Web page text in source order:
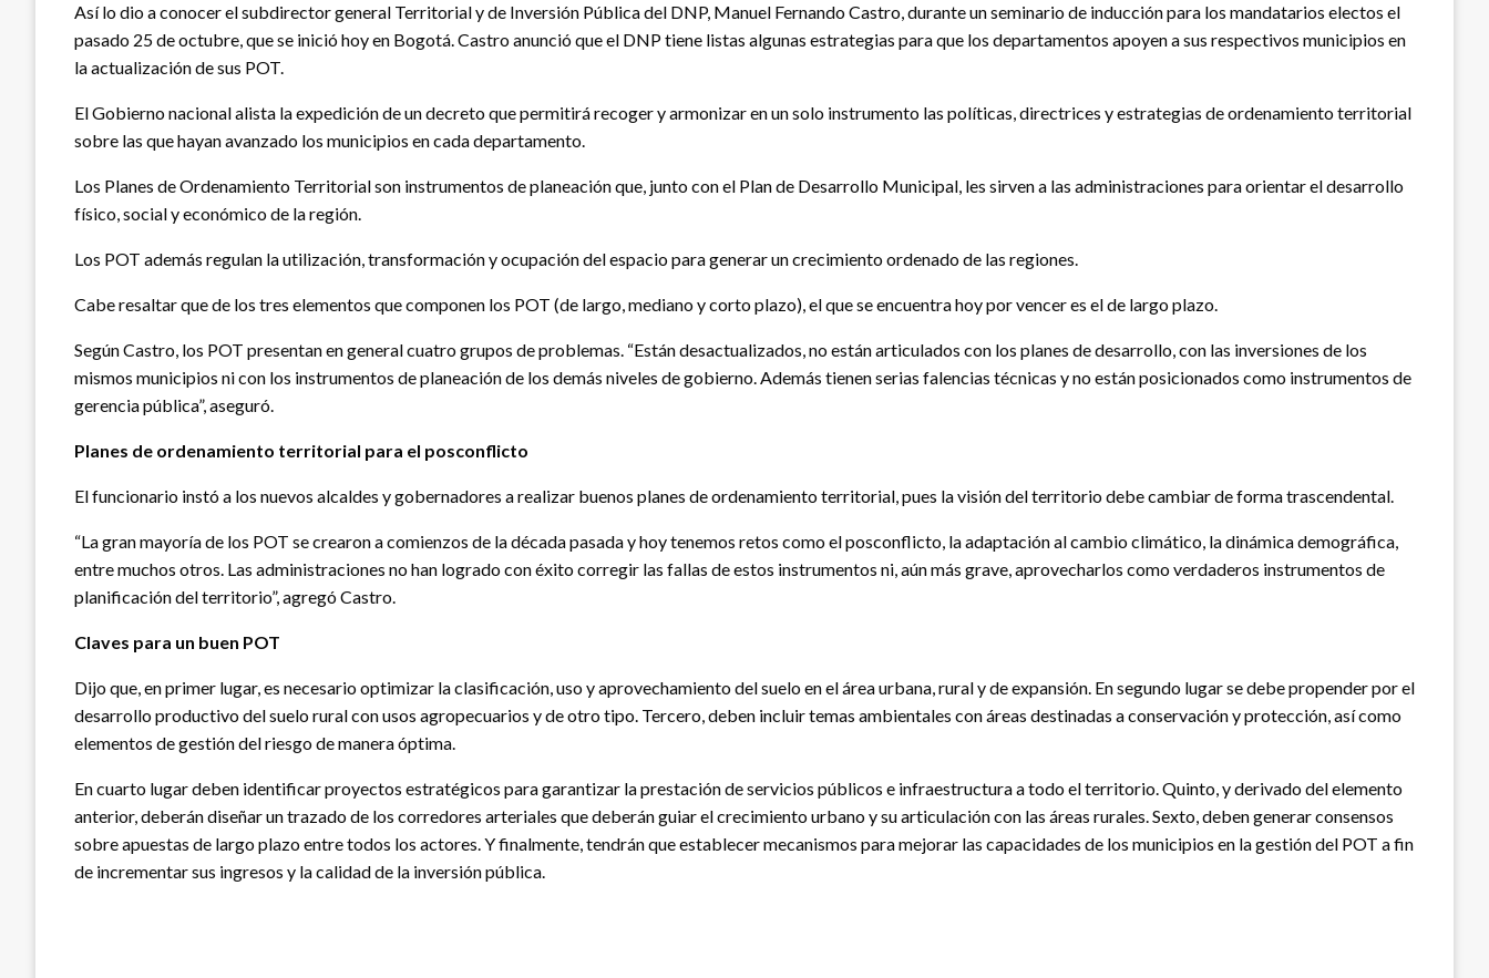
Así lo dio a conocer el subdirector general Territorial y de Inversión Pública del DNP, Manuel Fernando Castro, durante un seminario de inducción para los mandatarios electos el
pasado 25 de octubre, que se inició hoy en Bogotá. Castro anunció que el DNP tiene listas algunas estrategias para que los departamentos apoyen a sus respectivos municipios en
la actualización de sus POT.
El Gobierno nacional alista la expedición de un decreto que permitirá recoger y armonizar en un solo instrumento las políticas, directrices y estrategias de ordenamiento territorial
sobre las que hayan avanzado los municipios en cada departamento.
Los Planes de Ordenamiento Territorial son instrumentos de planeación que, junto con el Plan de Desarrollo Municipal, les sirven a las administraciones para orientar el desarrollo
físico, social y económico de la región.
Los POT además regulan la utilización, transformación y ocupación del espacio para generar un crecimiento ordenado de las regiones.
Cabe resaltar que de los tres elementos que componen los POT (de largo, mediano y corto plazo), el que se encuentra hoy por vencer es el de largo plazo.
Según Castro, los POT presentan en general cuatro grupos de problemas. “Están desactualizados, no están articulados con los planes de desarrollo, con las inversiones de los
mismos municipios ni con los instrumentos de planeación de los demás niveles de gobierno. Además tienen serias falencias técnicas y no están posicionados como instrumentos de
gerencia pública”, aseguró.
Planes de ordenamiento territorial para el posconflicto
El funcionario instó a los nuevos alcaldes y gobernadores a realizar buenos planes de ordenamiento territorial, pues la visión del territorio debe cambiar de forma trascendental.
“La gran mayoría de los POT se crearon a comienzos de la década pasada y hoy tenemos retos como el posconflicto, la adaptación al cambio climático, la dinámica demográfica,
entre muchos otros. Las administraciones no han logrado con éxito corregir las fallas de estos instrumentos ni, aún más grave, aprovecharlos como verdaderos instrumentos de
planificación del territorio”, agregó Castro.
Claves para un buen POT
Dijo que, en primer lugar, es necesario optimizar la clasificación, uso y aprovechamiento del suelo en el área urbana, rural y de expansión. En segundo lugar se debe propender por el
desarrollo productivo del suelo rural con usos agropecuarios y de otro tipo. Tercero, deben incluir temas ambientales con áreas destinadas a conservación y protección, así como
elementos de gestión del riesgo de manera óptima.
En cuarto lugar deben identificar proyectos estratégicos para garantizar la prestación de servicios públicos e infraestructura a todo el territorio. Quinto, y derivado del elemento
anterior, deberán diseñar un trazado de los corredores arteriales que deberán guiar el crecimiento urbano y su articulación con las áreas rurales. Sexto, deben generar consensos
sobre apuestas de largo plazo entre todos los actores. Y finalmente, tendrán que establecer mecanismos para mejorar las capacidades de los municipios en la gestión del POT a fin
de incrementar sus ingresos y la calidad de la inversión pública.